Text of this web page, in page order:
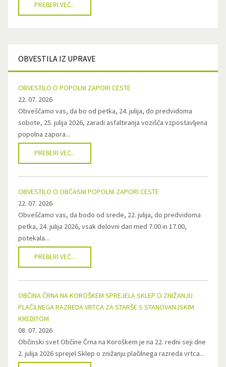
PREBERI VEČ...
OBVESTILA IZ UPRAVE
OBVESTILO O POPOLNI ZAPORI CESTE
22. 07. 2026
Obveščamo vas, da bo od petka, 24. julija, do predvidoma
sobote, 25. julija 2026, zaradi asfaltiranja vozišča vzpostavljena
popolna zapora...
PREBERI VEČ...
OBVESTILO O OBČASNI POPOLNI ZAPORI CESTE
22. 07. 2026
Obveščamo vas, da bodo od srede, 22. julija, do predvidoma
petka, 24. julija 2026, vsak delovni dan med 7.00 in 17.00,
potekala...
PREBERI VEČ...
OBČINA ČRNA NA KOROŠKEM SPREJELA SKLEP O ZNIŽANJU
PLAČILNEGA RAZREDA VRTCA ZA STARŠE S STANOVANJSKIM
KREDITOM
08. 07. 2026
Občinski svet Občine Črna na Koroškem je na 22. redni seji dne
2. julija 2026 sprejel Sklep o znižanju plačilnega razreda vrtca...